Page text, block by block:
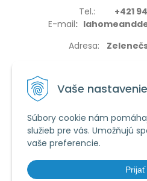
Vaše
Súbory cookie nám
služieb pre vás. Umožňujú
vaše preferencie.
Prijať
Tel.: +421
E-mail:
Adresa:
VŠETKO O
Používanie
Obchodné